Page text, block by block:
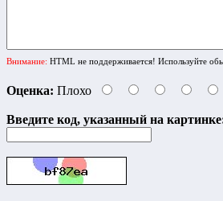
Внимание: HTML не поддерживается! Используйте
Оценка: Плохо
Введите код, указанный на